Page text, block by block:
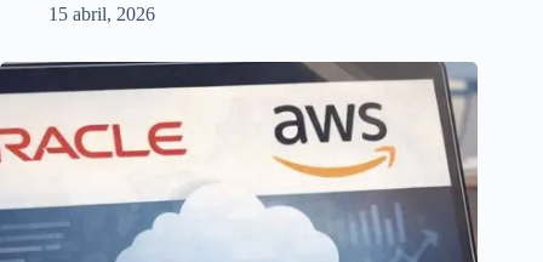
15 abril, 2026